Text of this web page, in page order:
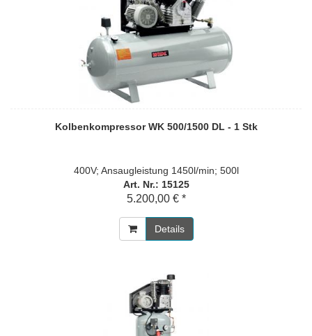
Kolbenkompressor WK 500/1500 DL - 1 Stk
400V; Ansaugleistung 1450l/min; 500l
Art. Nr.: 15125
5.200,00 € *
Details